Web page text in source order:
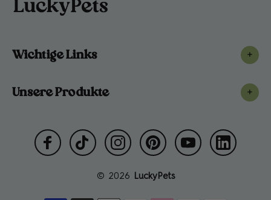
Wichtige Links +
Unsere Produkte +
© 2026 LuckyPets